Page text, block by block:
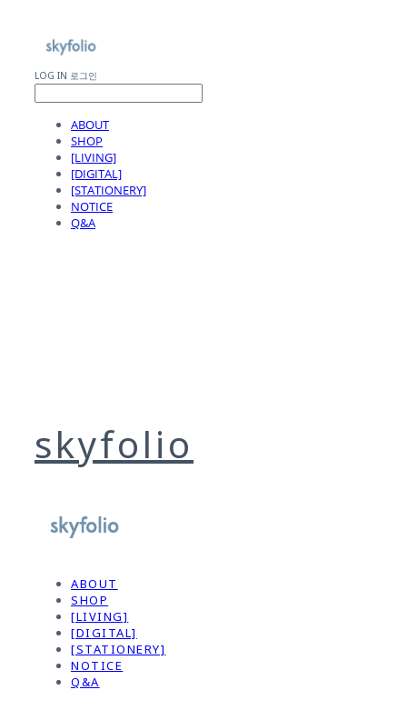
LOG IN 로그인
ABOUT
SHOP
[LIVING]
[DIGITAL]
[STATIONERY]
NOTICE
Q&A
skyfolio
ABOUT
SHOP
[LIVING]
[DIGITAL]
[STATIONERY]
NOTICE
Q&A